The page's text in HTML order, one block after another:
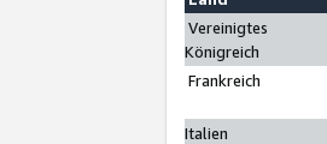
Vereinigtes
Königreich
Frankreich
Italien